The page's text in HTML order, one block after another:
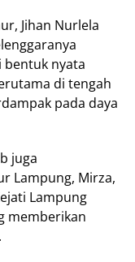
Jihan Nurlela
bentuk nyata
di tengah
pada daya
juga
Lampung, Mirza,
Lampung
memberikan